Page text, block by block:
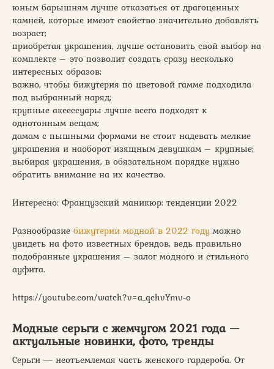
юным барышням лучше отказаться от драгоценных
камней, которые имеют свойство значительно добавлять
возраст;
приобретая украшения, лучше остановить свой выбор на
комплекте – это позволит создать сразу несколько
интересных образов;
важно, чтобы бижутерия по цветовой гамме подходила
под выбранный наряд;
крупные аксессуары лучше всего подходят к
однотонным вещам;
дамам с пышными формами не стоит надевать мелкие
украшения и наоборот изящным девушкам – крупные;
выбирая украшения, в обязательном порядке нужно
обратить внимание на их качество.
Интересно: Французский маникюр: тенденции 2022
Разнообразие бижутерии модной в 2022 году можно
увидеть на фото известных брендов, ведь правильно
подобранные украшения – залог модного и стильного
ауфита.
https://youtube.com/watch?v=a_qchvYmv-o
Модные серьги с жемчугом 2021 года —
актуальные новинки, фото, тренды
Серьги ― неотъемлемая часть женского гардероба. От